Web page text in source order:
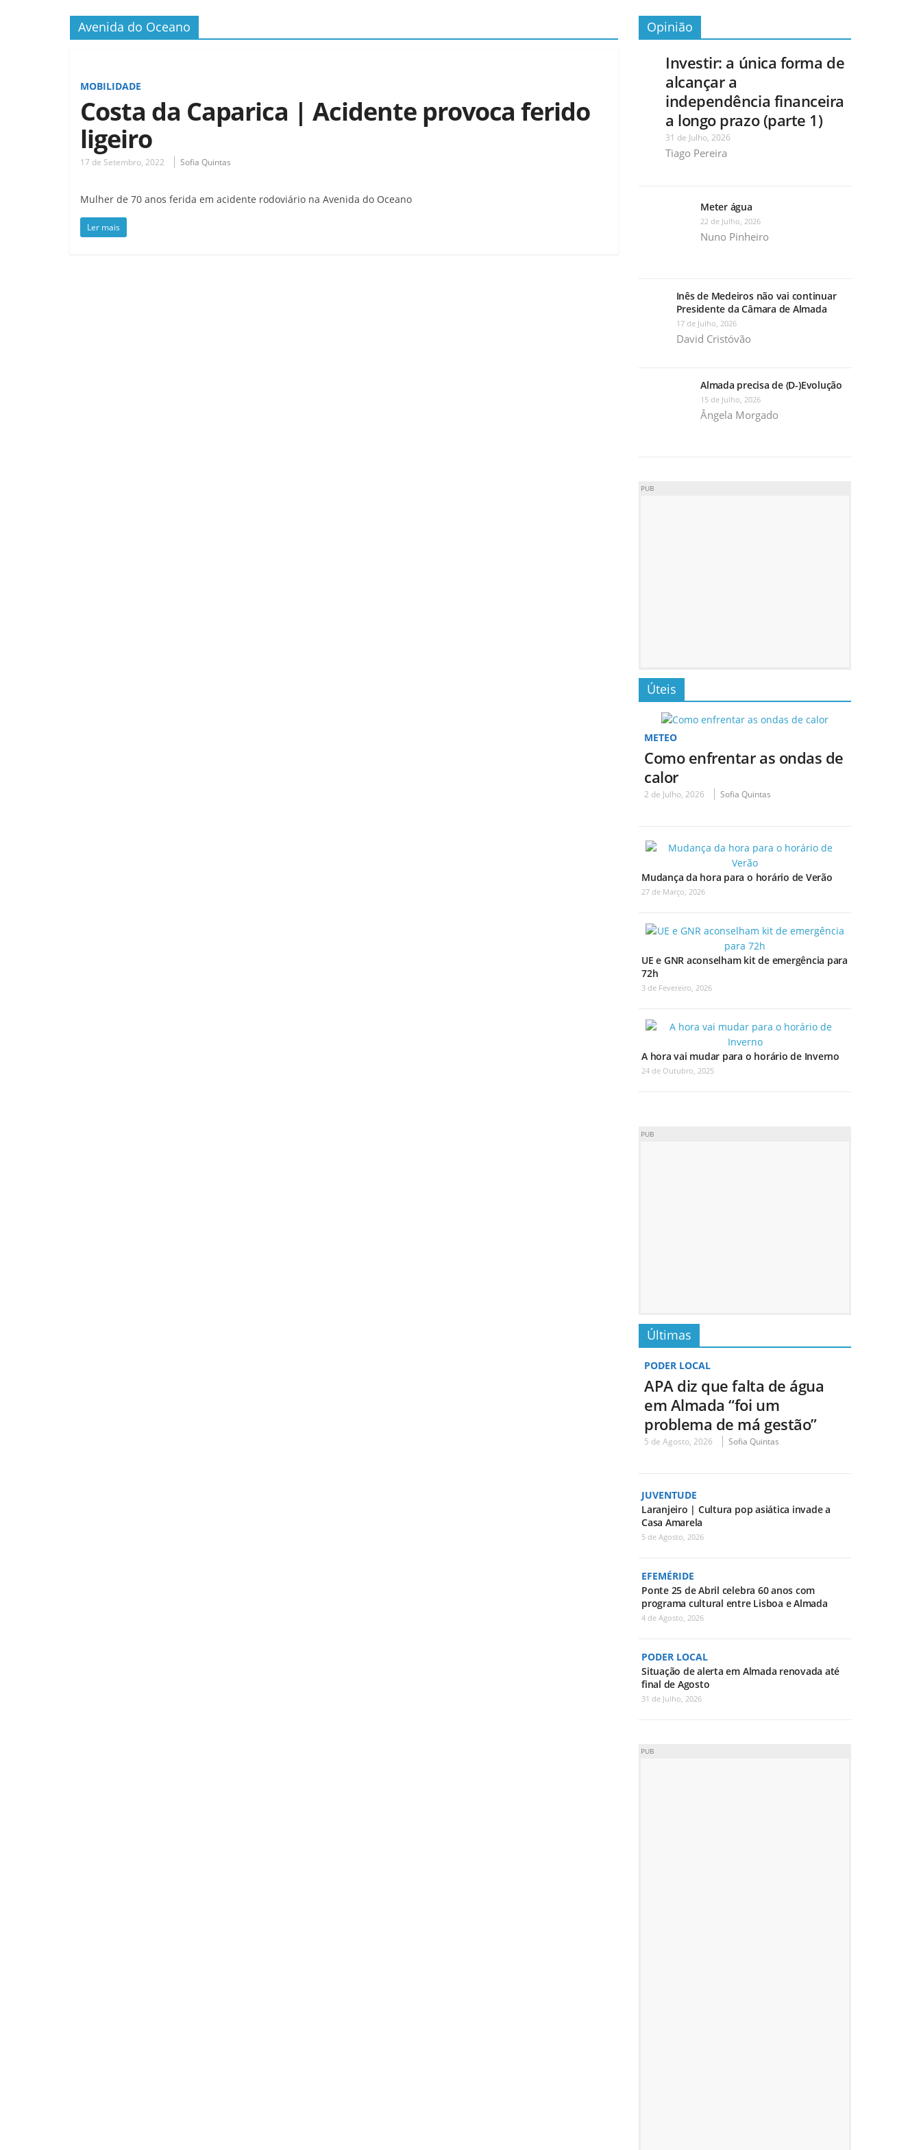
Avenida do Oceano
MOBILIDADE
Costa da Caparica | Acidente provoca ferido
ligeiro
17 de Setembro, 2022 Sofia Quintas
Mulher de 70 anos ferida em acidente rodoviário na Avenida do Oceano
Ler mais
Opinião
Investir: a única forma de
alcançar a
independência financeira
a longo prazo (parte 1)
31 de Julho, 2026
Tiago Pereira
Meter água
22 de Julho, 2026
Nuno Pinheiro
Inês de Medeiros não vai continuar
Presidente da Câmara de Almada
17 de Julho, 2026
David Cristóvão
Almada precisa de (D-)Evolução
15 de Julho, 2026
Ângela Morgado
PUB
Úteis
METEO
Como enfrentar as ondas de
calor
2 de Julho, 2026 Sofia Quintas
Mudança da hora para o horário de Verão
27 de Março, 2026
UE e GNR aconselham kit de emergência para
72h
3 de Fevereiro, 2026
A hora vai mudar para o horário de Inverno
24 de Outubro, 2025
PUB
Últimas
PODER LOCAL
APA diz que falta de água
em Almada “foi um
problema de má gestão”
5 de Agosto, 2026 Sofia Quintas
JUVENTUDE
Laranjeiro | Cultura pop asiática invade a
Casa Amarela
5 de Agosto, 2026
EFEMÉRIDE
Ponte 25 de Abril celebra 60 anos com
programa cultural entre Lisboa e Almada
4 de Agosto, 2026
PODER LOCAL
Situação de alerta em Almada renovada até
final de Agosto
31 de Julho, 2026
PUB